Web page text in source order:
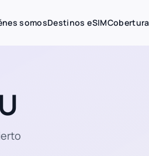
somosDestinos eSIMCobertura